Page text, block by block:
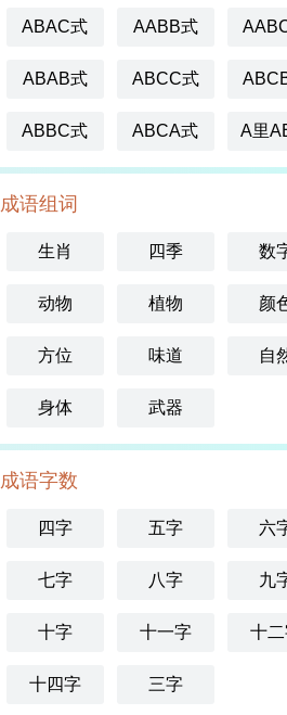
ABAC式 AABB式
ABAB式 ABCC式
ABBC式 ABCA式 A里
成语组词
生肖 四季 数
动物 植物 颜
方位 味道 自
身体 武器
成语字数
四字 五字 六
七字 八字 九
十字 十一字 十
十四字 三字